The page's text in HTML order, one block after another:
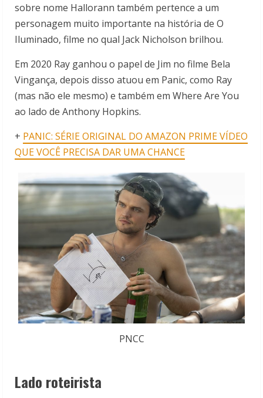
sobre nome Hallorann também pertence a um
personagem muito importante na história de O
Iluminado, filme no qual Jack Nicholson brilhou.
Em 2020 Ray ganhou o papel de Jim no filme Bela
Vingança, depois disso atuou em Panic, como Ray
(mas não ele mesmo) e também em Where Are You
ao lado de Anthony Hopkins.
+ PANIC: SÉRIE ORIGINAL DO AMAZON PRIME VÍDEO
QUE VOCÊ PRECISA DAR UMA CHANCE
PNCC
Lado roteirista